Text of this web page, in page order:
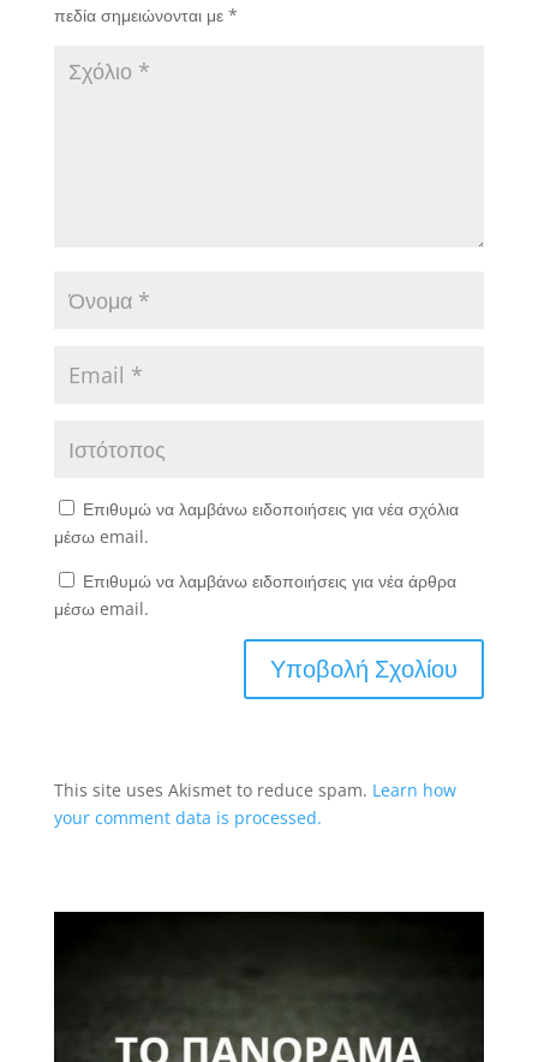
πεδία σημειώνονται με *
Επιθυμώ να λαμβάνω ειδοποιήσεις για νέα σχόλια
μέσω email.
Επιθυμώ να λαμβάνω ειδοποιήσεις για νέα άρθρα
μέσω email.
This site uses Akismet to reduce spam. Learn how
your comment data is processed.